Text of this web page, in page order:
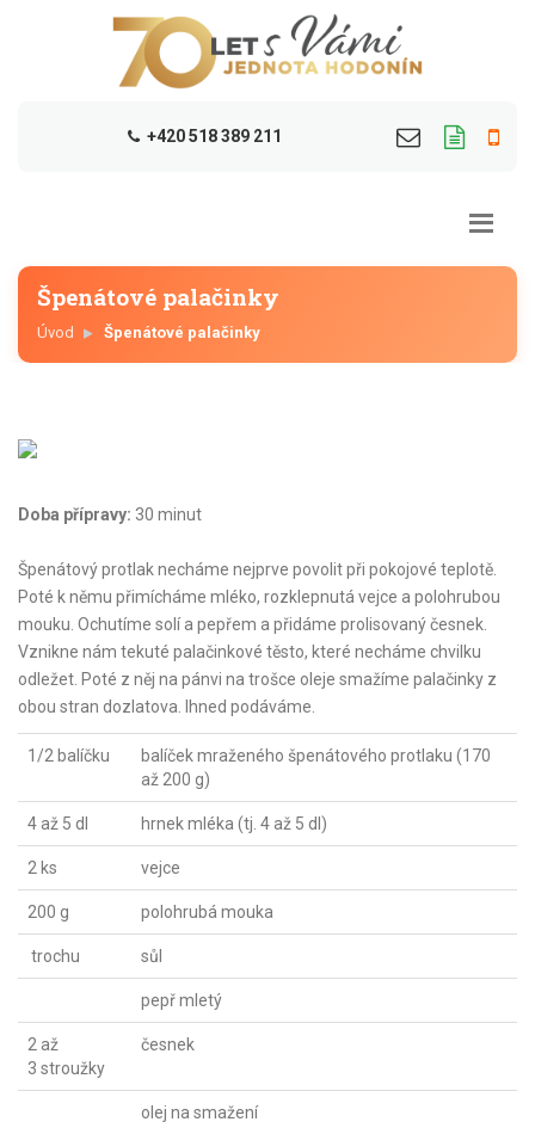
+420 518 389 211
Špenátové palačinky
Úvod Špenátové palačinky
Doba přípravy: 30 minut
Špenátový protlak necháme nejprve povolit při pokojové teplotě.
Poté k němu přimícháme mléko, rozklepnutá vejce a polohrubou
mouku. Ochutíme solí a pepřem a přidáme prolisovaný česnek.
Vznikne nám tekuté palačinkové těsto, které necháme chvilku
odležet. Poté z něj na pánvi na trošce oleje smažíme palačinky z
obou stran dozlatova. Ihned podáváme.
1/2 balíčku
balíček mraženého špenátového protlaku (170
až 200 g)
4 až 5 dl hrnek mléka (tj. 4 až 5 dl)
2 ks vejce
200 g polohrubá mouka
trochu sůl
pepř mletý
2 až
3 stroužky
česnek
olej na smažení